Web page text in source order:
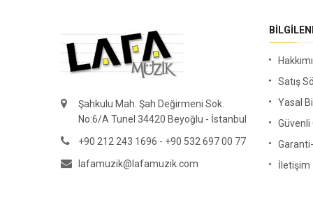
Şahkulu Mah. Şah Değirmeni Sok.
No:6/A Tunel 34420 Beyoğlu - İstanbul
+90 212 243 1696 - +90 532 697 00 77
lafamuzik@lafamuzik.com
Satış
Yasal
Güvenli
İletişim